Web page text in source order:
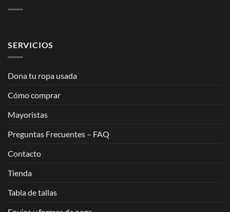
SERVICIOS
Dona tu ropa usada
Cómo comprar
Mayoristas
Preguntas Frecuentes – FAQ
Contacto
Tienda
Tabla de tallas